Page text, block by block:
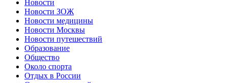
Новости
Новости ЗОЖ
Новости медицины
Новости Москвы
Новости путешествий
Образование
Общество
Около спорта
Отдых в России